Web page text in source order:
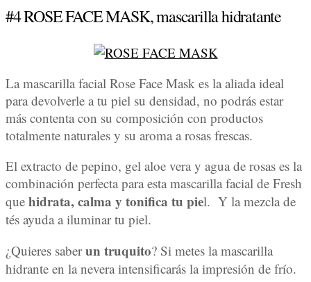
#4 ROSE FACE MASK, mascarilla hidratante
La mascarilla facial Rose Face Mask es la aliada ideal
para devolverle a tu piel su densidad, no podrás estar
más contenta con su composición con productos
totalmente naturales y su aroma a rosas frescas.
El extracto de pepino, gel aloe vera y agua de rosas es la
combinación perfecta para esta mascarilla facial de Fresh
que hidrata, calma y tonifica tu piel. Y la mezcla de
tés ayuda a iluminar tu piel.
¿Quieres saberun truquito? Si metes la mascarilla
hidrante en la nevera intensificarás la impresión de frío.